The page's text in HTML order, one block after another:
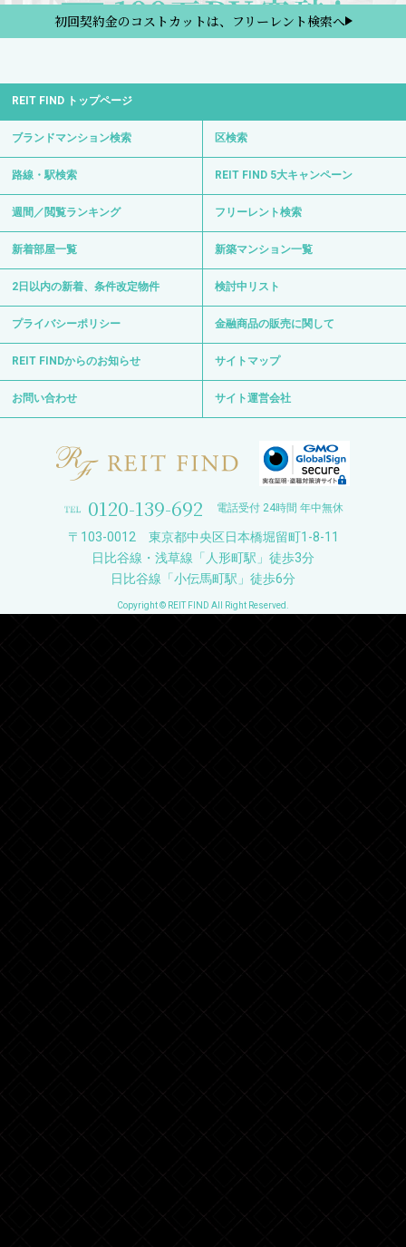
初回契約金のコストカットは、フリーレント検索へ
REIT FIND トップページ
ブランドマンション検索 区検索
路線・駅検索 REIT FIND 5大キャンペーン
週間／閲覧ランキング フリーレント検索
新着部屋一覧 新築マンション一覧
2日以内の新着、条件改定物件 検討中リスト
プライバシーポリシー 金融商品の販売に関して
REIT FINDからのお知らせ サイトマップ
お問い合わせ サイト運営会社
0120-139-692 電話受付 24時間 年中無休
〒103-0012 東京都中央区日本橋堀留町1-8-11
日比谷線・浅草線「人形町駅」徒歩3分
日比谷線「小伝馬町駅」徒歩6分
Copyright © REIT FIND All Right Reserved.